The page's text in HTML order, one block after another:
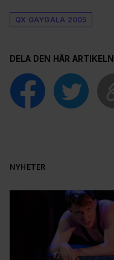
QX GAYGALA 2005
DELA DEN HÄR ARTIKELN
NYHETER